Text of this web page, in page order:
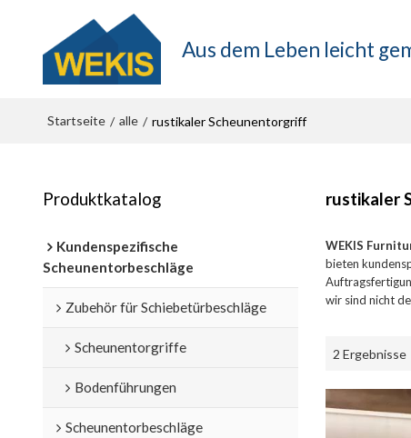
Aus dem Leben leicht
Startseite / alle / rustikaler Scheunentorgriff
Produktkatalog
Kundenspezifische
Scheunentorbeschläge
Zubehör für Schiebetürbeschläge
Scheunentorgriffe
Bodenführungen
Scheunentorbeschläge
rustikaler
WEKIS
bieten
wir sind nicht
2 Ergebnisse